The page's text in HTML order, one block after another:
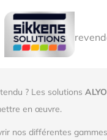
? Les solutions
en œuvre.
nos différentes